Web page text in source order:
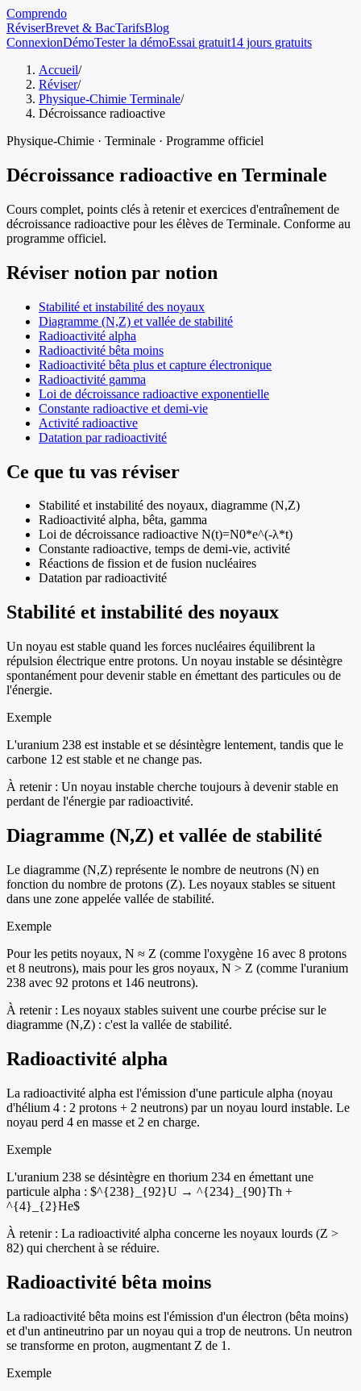
Comprendo
RéviserBrevet & BacTarifsBlog
ConnexionDémoTester la démoEssai gratuit14 jours gratuits
Accueil/
Réviser/
Physique-Chimie Terminale/
Décroissance radioactive
Physique-Chimie · Terminale · Programme officiel
Décroissance radioactive en Terminale
Cours complet, points clés à retenir et exercices d'entraînement de
décroissance radioactive pour les élèves de Terminale. Conforme au
programme officiel.
Réviser notion par notion
Stabilité et instabilité des noyaux
Diagramme (N,Z) et vallée de stabilité
Radioactivité alpha
Radioactivité bêta moins
Radioactivité bêta plus et capture électronique
Radioactivité gamma
Loi de décroissance radioactive exponentielle
Constante radioactive et demi-vie
Activité radioactive
Datation par radioactivité
Ce que tu vas réviser
Stabilité et instabilité des noyaux, diagramme (N,Z)
Radioactivité alpha, bêta, gamma
Loi de décroissance radioactive N(t)=N0*e^(-λ*t)
Constante radioactive, temps de demi-vie, activité
Réactions de fission et de fusion nucléaires
Datation par radioactivité
Stabilité et instabilité des noyaux
Un noyau est stable quand les forces nucléaires équilibrent la
répulsion électrique entre protons. Un noyau instable se désintègre
spontanément pour devenir stable en émettant des particules ou de
l'énergie.
Exemple
L'uranium 238 est instable et se désintègre lentement, tandis que le
carbone 12 est stable et ne change pas.
À retenir : Un noyau instable cherche toujours à devenir stable en
perdant de l'énergie par radioactivité.
Diagramme (N,Z) et vallée de stabilité
Le diagramme (N,Z) représente le nombre de neutrons (N) en
fonction du nombre de protons (Z). Les noyaux stables se situent
dans une zone appelée vallée de stabilité.
Exemple
Pour les petits noyaux, N ≈ Z (comme l'oxygène 16 avec 8 protons
et 8 neutrons), mais pour les gros noyaux, N > Z (comme l'uranium
238 avec 92 protons et 146 neutrons).
À retenir : Les noyaux stables suivent une courbe précise sur le
diagramme (N,Z) : c'est la vallée de stabilité.
Radioactivité alpha
La radioactivité alpha est l'émission d'une particule alpha (noyau
d'hélium 4 : 2 protons + 2 neutrons) par un noyau lourd instable. Le
noyau perd 4 en masse et 2 en charge.
Exemple
L'uranium 238 se désintègre en thorium 234 en émettant une
particule alpha : $^{238}_{92}U → ^{234}_{90}Th +
^{4}_{2}He$
À retenir : La radioactivité alpha concerne les noyaux lourds (Z >
82) qui cherchent à se réduire.
Radioactivité bêta moins
La radioactivité bêta moins est l'émission d'un électron (bêta moins)
et d'un antineutrino par un noyau qui a trop de neutrons. Un neutron
se transforme en proton, augmentant Z de 1.
Exemple